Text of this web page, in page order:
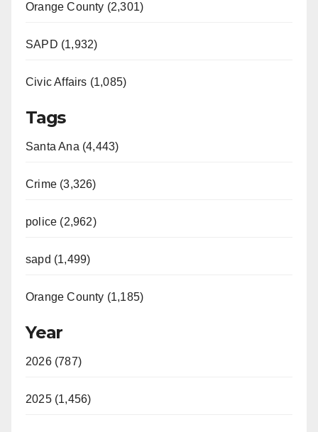
Orange County (2,301)
SAPD (1,932)
Civic Affairs (1,085)
Tags
Santa Ana (4,443)
Crime (3,326)
police (2,962)
sapd (1,499)
Orange County (1,185)
Year
2026 (787)
2025 (1,456)